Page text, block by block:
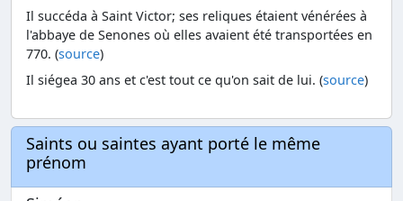
Il succéda à Saint Victor; ses reliques étaient vénérées à
l'abbaye de Senones où elles avaient été transportées en
770. (source)
Il siégea 30 ans et c'est tout ce qu'on sait de lui. (source)
Saints ou saintes ayant porté le même
prénom